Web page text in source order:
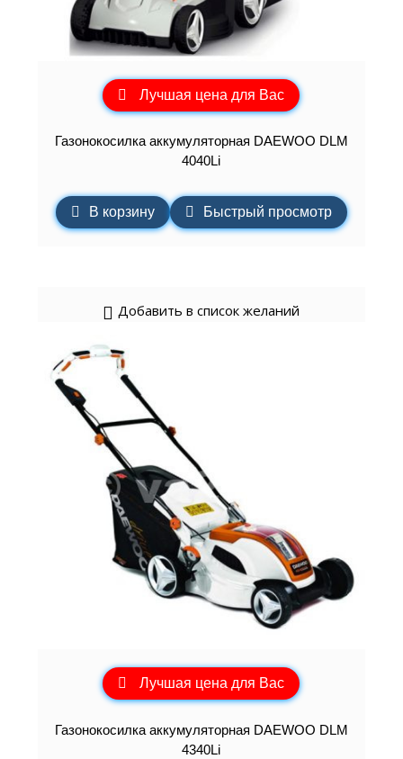
Лучшая цена для Вас
Газонокосилка аккумуляторная DAEWOO DLM
4040Li
В корзину Быстрый просмотр
Добавить в список желаний
Лучшая цена для Вас
Газонокосилка аккумуляторная DAEWOO DLM
4340Li